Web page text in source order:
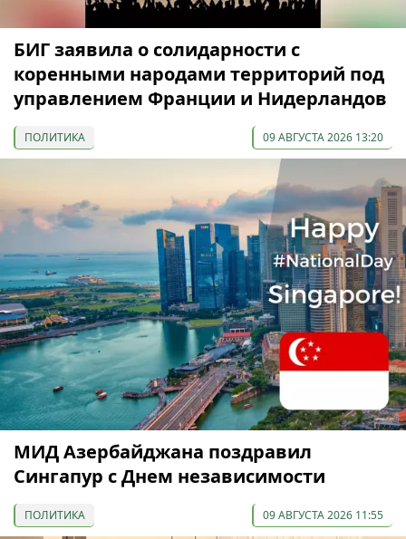
БИГ заявила о солидарности с
коренными народами территорий под
управлением Франции и Нидерландов
ПОЛИТИКА 09 АВГУСТА 2026 13:20
МИД Азербайджана поздравил
Сингапур с Днем независимости
ПОЛИТИКА 09 АВГУСТА 2026 11:55